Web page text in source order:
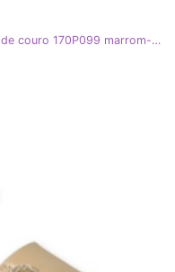
Sandálias infantis Befado com palmilha de couro 170P099 marrom-bege